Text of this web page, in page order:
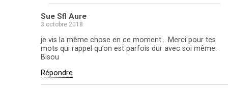
Sue Sfl Aure
3 octobre 2018
je vis la même chose en ce moment… Merci pour tes
mots qui rappel qu’on est parfois dur avec soi même.
Bisou
Répondre